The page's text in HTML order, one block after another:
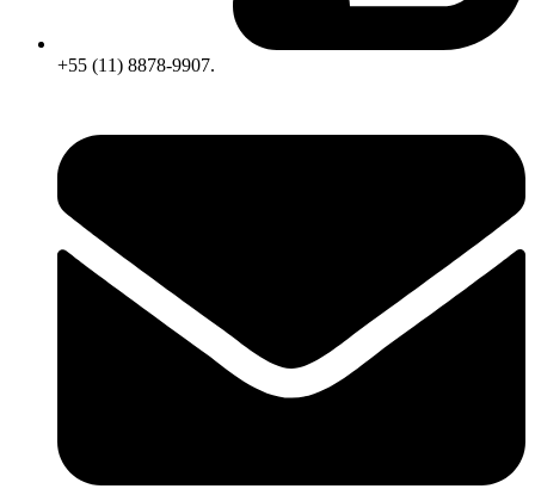
+55 (11) 8878-9907.